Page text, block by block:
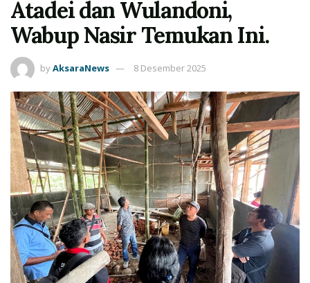
Atadei dan Wulandoni,
Wabup Nasir Temukan Ini.
byAksaraNews 8 Desember 2025